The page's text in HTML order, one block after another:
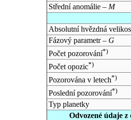
Střední anomálie – M
Absolutní hvězdná
Fázový parametr – G
Počet pozorování*)
Počet opozic*)
Pozorována v letech*)
Poslední pozorování*)
Typ planetky
Odvozené údaje